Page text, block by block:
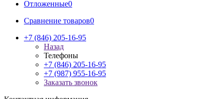
Отложенные0
Сравнение товаров0
+7 (846) 205-16-95
Назад
Телефоны
+7 (846) 205-16-95
+7 (987) 955-16-95
Заказать звонок